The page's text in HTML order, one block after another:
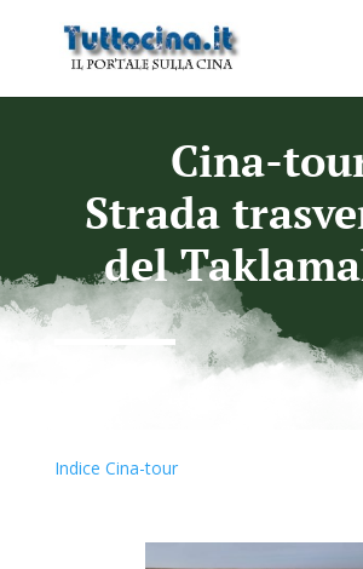
Cina-
Strada
del
Indice Cina-tour